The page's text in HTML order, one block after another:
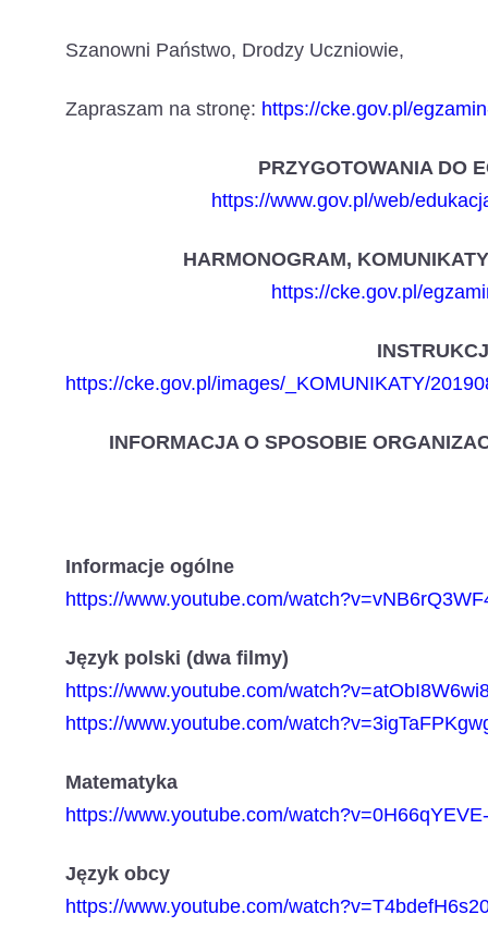
Szanowni Państwo, Drodzy Uczniowie,
Zapraszam na stronę: https://cke.gov.pl/
PRZYGOTOWANIA DO
https://www.gov.pl/web/
HARMONOGRAM,
https://cke.gov.pl/
https://cke.gov.pl/images/_KOMUNIKATY/
INFORMACJA O SPOSOBIE
Informacje ogólne
https://www.youtube.com/
Język polski (dwa filmy)
https://www.youtube.com/
https://www.youtube.com/
Matematyka
https://www.youtube.com/
Język obcy
https://www.youtube.com/